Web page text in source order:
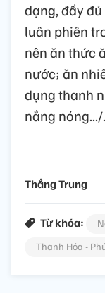
dạng, đầy
luân phiên
nên ăn thức
nước; ăn
dụng thanh
nắng nóng.../.
Thắng Trung
Từ khóa:
Thanh Hóa -